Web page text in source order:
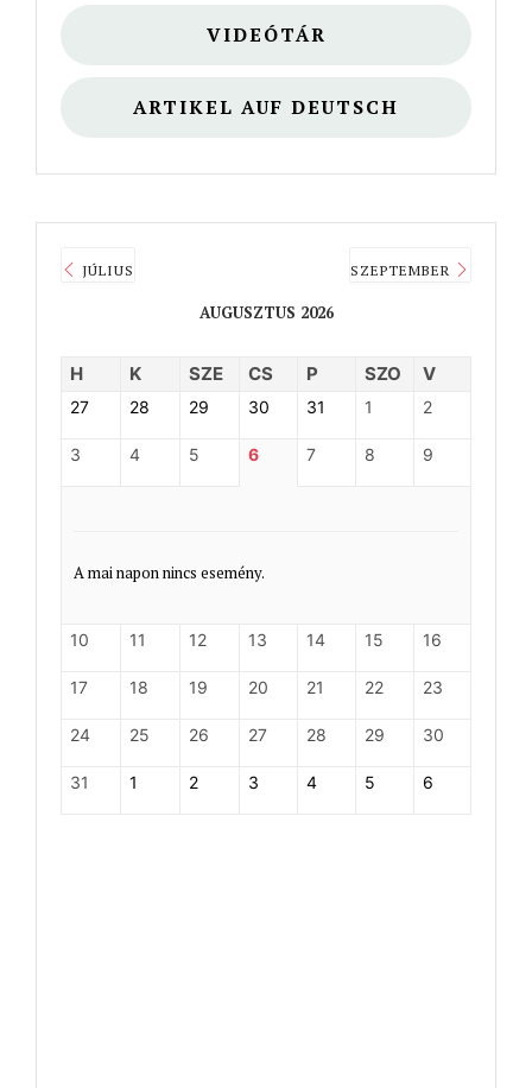
VIDEÓTÁR
ARTIKEL AUF DEUTSCH
JÚLIUS
AUGUSZTUS 2026
SZEPTEMBER
H K SZE CS P SZO V
27 28 29 30 31 1 2
3 4 5 6 7 8 9
A mai napon nincs esemény.
10 11 12 13 14 15 16
17 18 19 20 21 22 23
24 25 26 27 28 29 30
31 1 2 3 4 5 6